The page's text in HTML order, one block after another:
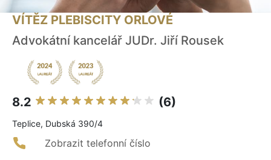
VÍTĚZ PLEBISCITY ORLOVÉ
Advokátní kancelář JUDr. Jiří Rousek
8.2 (6)
Teplice, Dubská 390/4
Zobrazit telefonní číslo